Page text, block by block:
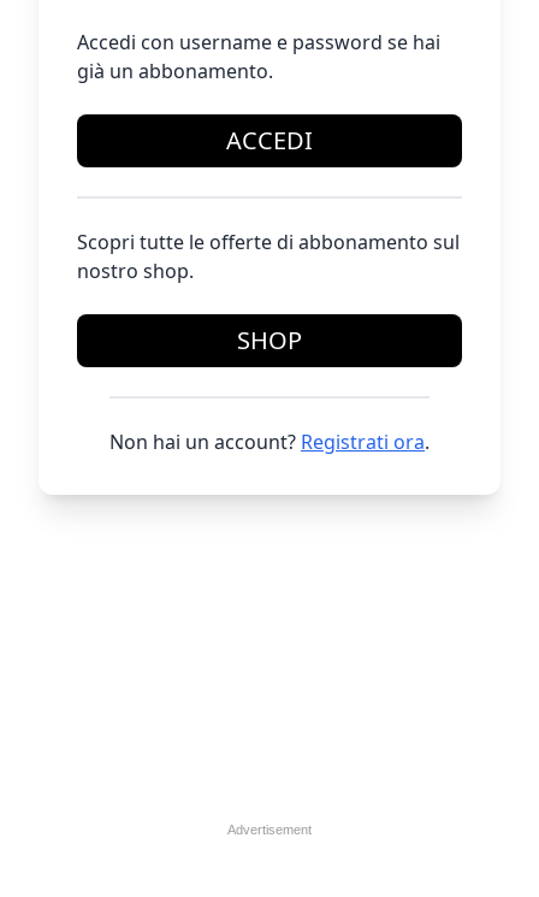
Accedi con username e password se hai
già un abbonamento.
ACCEDI
Scopri tutte le offerte di abbonamento sul
nostro shop.
SHOP
Non hai un account? Registrati ora.